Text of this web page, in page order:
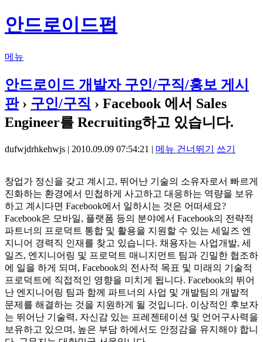
안드로이드펍
메뉴
안드로이드 개발자 구인/구직/홍보 게시
판› 구인/구직 › Facebook 에서 Sales
Engineer를 Recruiting하고 있습니다.
dufwjdrhkehwjs | 2010.09.09 07:54:21 | 메뉴 건너뛰기 쓰기
창업가 정신을 갖고 계시고, 뛰어난 기술의 소유자로서 빠르게
진화하는 환경에서 민첩하게 사고하고 대응하는 역량을 보유
하고 계시다면 Facebook에서 일하시는 것은 어떠세요?
Facebook은 모바일, 플랫폼 등의 분야에서 Facebook의 전략적
파트너의 프로덕트 통합 및 활용을 지원할 수 있는 세일즈 엔
지니어 경력직 인재를 찾고 있습니다. 채용자는 사업개발, 세
일즈, 엔지니어링 및 프로덕트 매니지먼트 팀과 긴밀한 협조하
에 일을 하게 되며, Facebook의 전사적 목표 및 미래의 기술적
프로덕트에 직접적인 영향을 미치게 됩니다. Facebook의 뛰어
난 엔지니어링 팀과 함께 파트너의 사업 및 개발팀의 개발적
문제를 해결하는 것을 지원하게 될 것입니다. 이상적인 후보자
는 뛰어난 기술력, 자신감 있는 프레젠테이션 및 언어구사력을
보유하고 있으며, 높은 부담 하에서도 안정감을 유지해야 합니